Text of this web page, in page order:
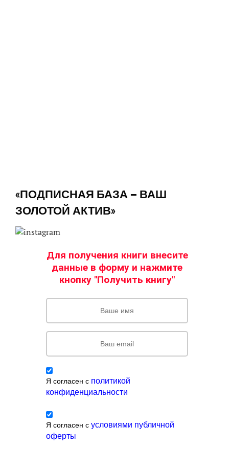
«ПОДПИСНАЯ БАЗА — ВАШ
ЗОЛОТОЙ АКТИВ»
Для получения книги внесите
данные в форму и нажмите
кнопку "Получить книгу"
Я согласен с политикой
конфиденциальности
Я согласен с условиями публичной
оферты